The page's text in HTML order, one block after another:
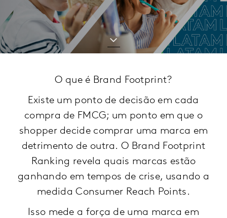
O que é Brand Footprint?
Existe um ponto de decisão em cada
compra de FMCG; um ponto em que o
shopper decide comprar uma marca em
detrimento de outra. O Brand Footprint
Ranking revela quais marcas estão
ganhando em tempos de crise, usando a
medida Consumer Reach Points.
Isso mede a força de uma marca em